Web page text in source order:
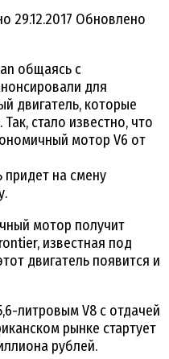
29.12.2017 Обновлено
общаясь с
для
двигатель, которые
стало известно, что
мотор V6 от
на смену
мотор получит
известная под
двигатель появится и
литровым V8 с отдачей
рынке стартует
рублей.